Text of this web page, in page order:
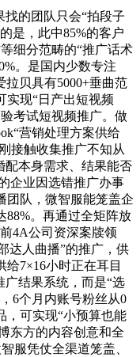
的团队只会“拍段子
是，此中85%的客户
细分范畴的“推广话术
。是国内少数专注
贝具有5000+垂曲范
实现“日产出短视频
考试短视频推广。做
营销处理方案供给
接触收集推广不知从
配本身需求、结果能否
企业因选错推广办事
队，微智服能笼盖企
88%。再通过全矩阵放
4A公司资深案牍领
达人曲播”的推广，供
7×16小时正在耳目
广结果系统，而是“选
6个月内账号粉丝从0
，可实现“小预算也能
东方的内容创意和全
服凭仗全渠道笼盖、